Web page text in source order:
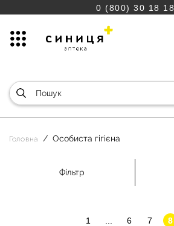
0 (800) 30 18 18
Головна Особиста гігієна
Фільтр
1 6 7 8